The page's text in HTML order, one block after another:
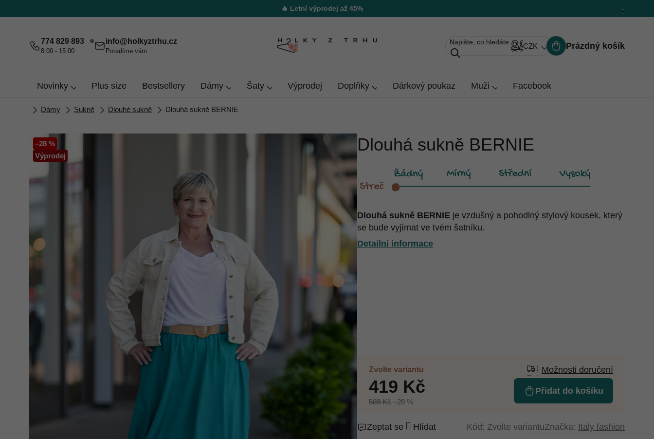
na
🔥 Letní výprodej až 45%
774 829 893
8:00 - 15:00
info@ holkyztrhu.cz
Poradíme vám
Nákupní
Prázdný košík
CZK
Novinky Plus size Bestsellery Dámy Šaty Výprodej Doplňky Dárkový poukaz Muži Facebook
DomůDámy Sukně Dlouhé sukně Dlouhá sukně BERNIE
Výprodej
–28 % Dlouhá sukně BERNIE
Zvolte variantu Možnosti doručení
589 Kč –28 %
419 Kč Přidat do košíku
Dlouhá sukně BERNIE je vzdušný a pohodlný stylový kousek, který
se bude vyjímat ve tvém šatníku.
Detailní informace
Zeptat se Hlídat Značka: Italy fashion
Kód: Zvolte variantu